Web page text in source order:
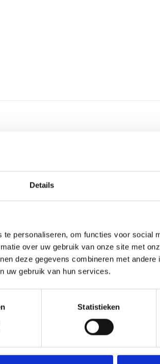
Details
personaliseren, om functies voor social
over uw gebruik van onze site met
deze gegevens combineren met andere
uw gebruik van hun services.
Statistieken
3